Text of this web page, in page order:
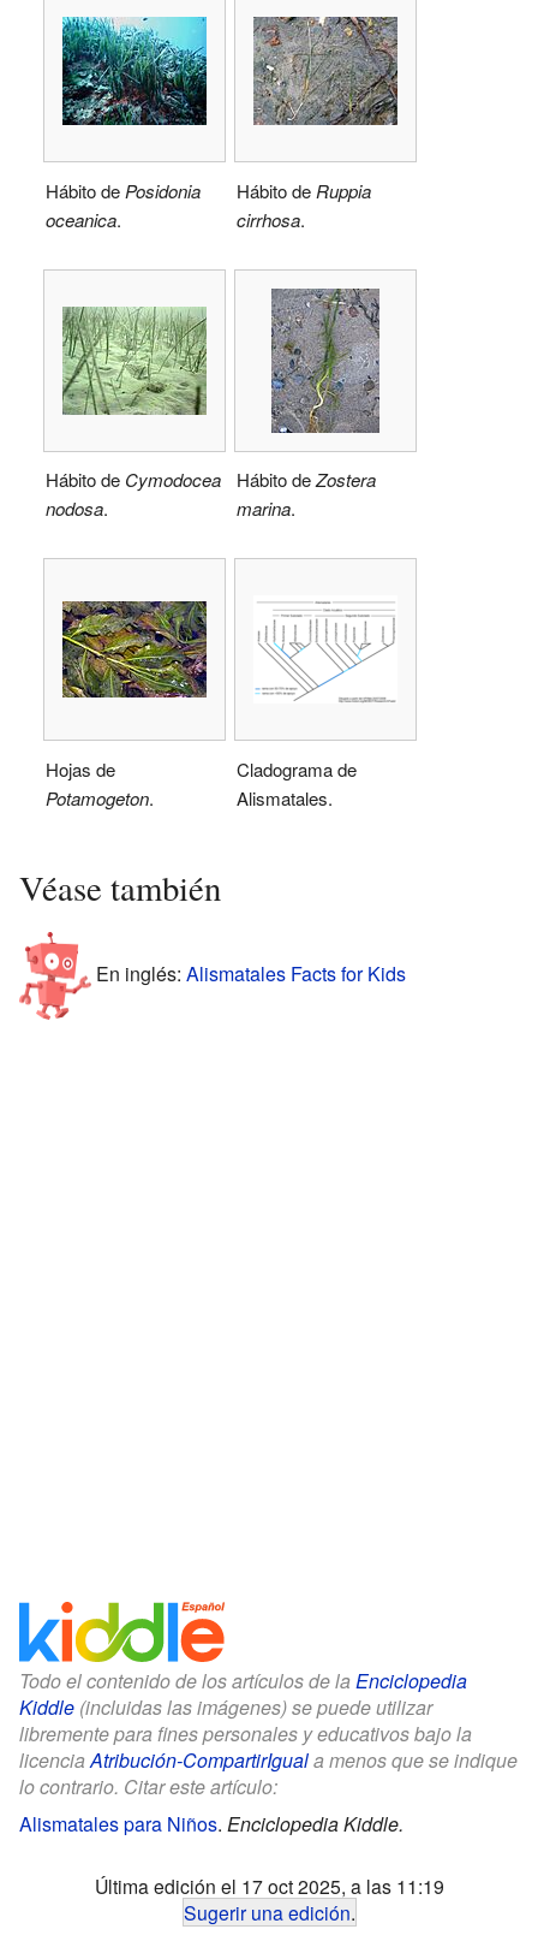
Hábito de Posidonia
oceanica.
Hábito de Ruppia
cirrhosa.
Hábito de Cymodocea
nodosa.
Hábito deZostera
marina.
Hojas de
Potamogeton.
Cladograma de
Alismatales.
Véase también
En inglés: Alismatales Facts for Kids
Todo el contenido de los artículos de la Enciclopedia
Kiddle (incluidas las imágenes) se puede utilizar
libremente para fines personales y educativos bajo la
licenciaAtribución-CompartirIguala menos que se indique
lo contrario. Citar este artículo:
Alismatales para Niños. Enciclopedia Kiddle.
Última edición el 17 oct 2025, a las 11:19
Sugerir una edición.